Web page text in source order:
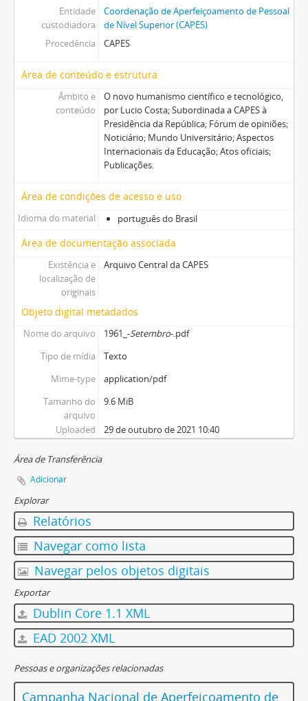
Entidade
custodiadora
Coordenação de Aperfeiçoamento de Pessoal
de Nível Superior (CAPES)
Procedência
CAPES
Área de conteúdo e estrutura
Âmbito e
conteúdo
O novo humanismo científico e tecnológico,
por Lucio Costa; Subordinada a CAPES à
Presidência da República; Fórum de opiniões;
Noticiário; Mundo Universitário; Aspectos
Internacionais da Educação; Atos oficiais;
Publicações.
Área de condições de acesso e uso
Idioma do material português do Brasil
Área de documentação associada
Existência e
localização de
originais
Arquivo Central da CAPES
Objeto digital metadados
Nome do arquivo 1961_-Setembro-.pdf
Tipo de mídia
Texto
Mime-type
application/pdf
Tamanho do
arquivo
9.6 MiB
Uploaded 29 de outubro de 2021 10:40
Área de Transferência
Adicionar
Explorar
Relatórios
Navegar como lista
Navegar pelos objetos digitais
Exportar
Dublin Core 1.1 XML
EAD 2002 XML
Pessoas e organizações relacionadas
Campanha Nacional de Aperfeiçoamento de